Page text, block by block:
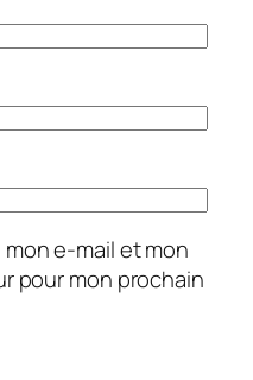
e-mail et mon
pour mon prochain